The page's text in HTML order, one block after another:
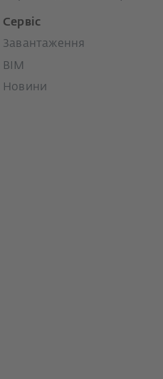
Сервіс
Завантаження
BIM
Новини